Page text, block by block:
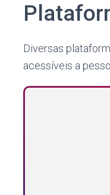
Diversas
acessíveis a